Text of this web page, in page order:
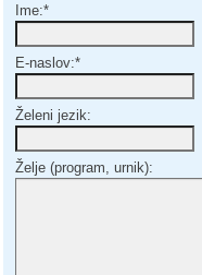
Ime:*
E-naslov:*
Želeni jezik:
Želje (program, urnik):